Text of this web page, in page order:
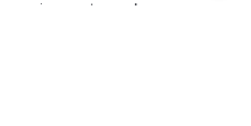
que isso acontecesse."